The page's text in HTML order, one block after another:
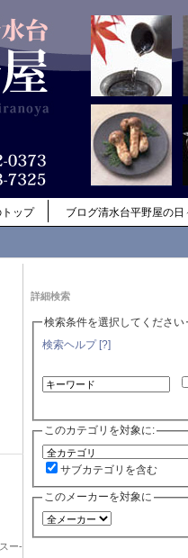
ップ ブログ清水台平野屋の日
ー-
詳細検索
検索条件を選択してください
検索ヘルプ [?]
このカテゴリを対象に:
サブカテゴリを含む
このメーカーを対象に